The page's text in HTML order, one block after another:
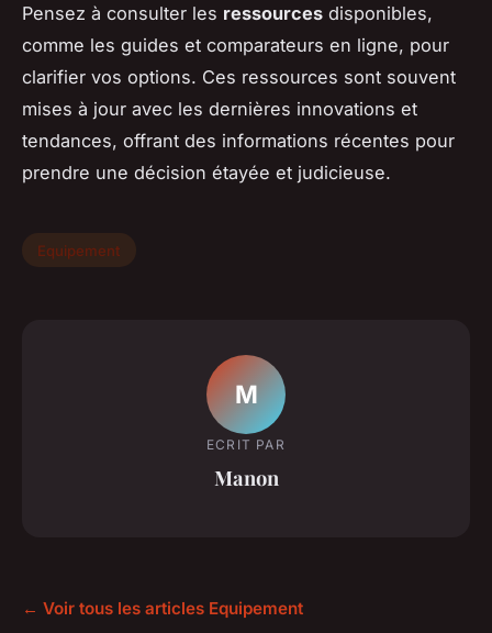
Pensez à consulter les ressources disponibles,
comme les guides et comparateurs en ligne, pour
clarifier vos options. Ces ressources sont souvent
mises à jour avec les dernières innovations et
tendances, offrant des informations récentes pour
prendre une décision étayée et judicieuse.
Equipement
M
ECRIT PAR
Manon
← Voir tous les articles Equipement